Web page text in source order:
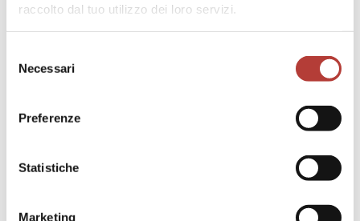
raccolto dal tuo utilizzo dei loro servizi.
delNecessari
Preferenze
Statistiche
Marketing
Rivista illustrata del Popolo d’Italia”
Photography at the Academy of Fine Arts
Archaeological and Historical-Artistic
including: Cultura fotografica: l’immagine
e sociale (Parma, May 2025); Esposizioni e